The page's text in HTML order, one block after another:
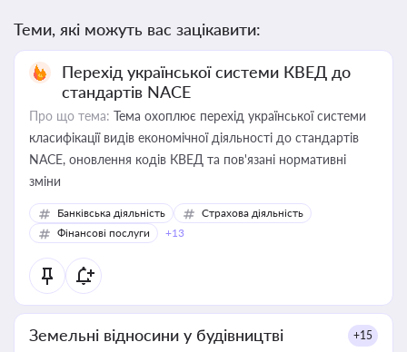
Теми, які можуть вас зацікавити:
Перехід української системи КВЕД до
стандартів NACE
Про що тема: Тема охоплює перехід української системи
класифікації видів економічної діяльності до стандартів
NACE, оновлення кодів КВЕД та пов'язані нормативні
зміни
Банківська діяльність
Страхова діяльність
Фінансові послуги
+13
Земельні відносини у будівництві +15